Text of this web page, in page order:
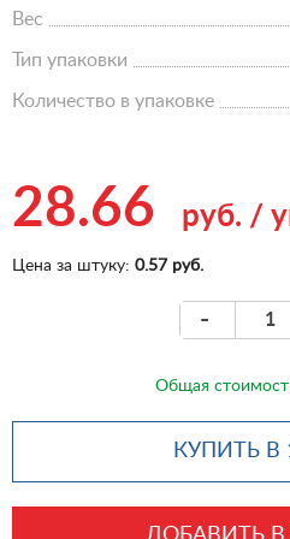
Вес
Тип упаковки
Количество в упаковке
28.66 руб. /
Цена за штуку: 0.57 руб.
-
Общая
КУПИТЬ В